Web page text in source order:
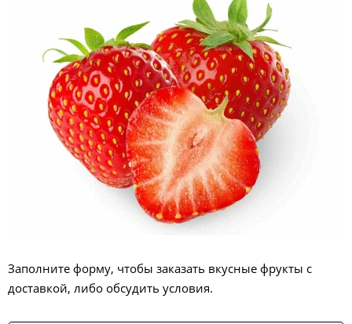
Заполните форму, чтобы заказать вкусные фрукты с
доставкой, либо обсудить условия.